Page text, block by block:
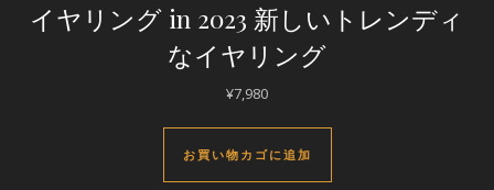
イヤリング in 2023 新しいトレンディ
なイヤリング
¥7,980
お買い物カゴに追加